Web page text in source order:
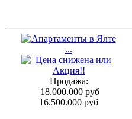
Продажа:
18.000.000 руб
16.500.000 руб